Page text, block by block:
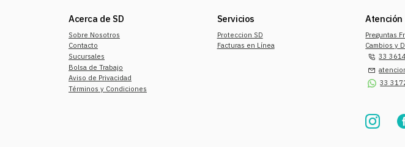
Acerca de SD
Sobre Nosotros
Contacto
Sucursales
Bolsa de Trabajo
Aviso de Privacidad
Términos y Condiciones
Servicios
Proteccion SD
Facturas en Línea
Atención
Preguntas
Cambios y
33
33